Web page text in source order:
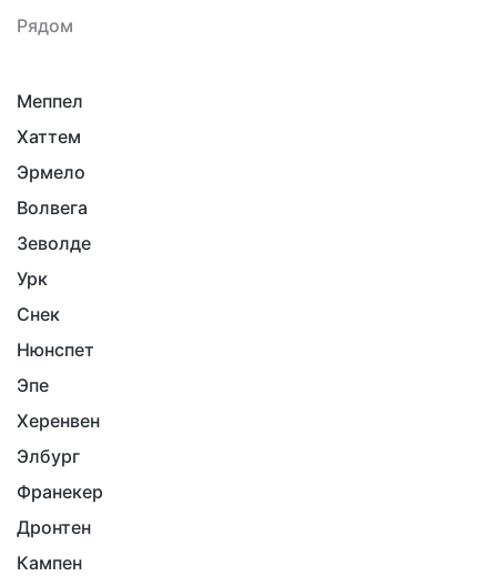
Рядом
Меппел
Хаттем
Эрмело
Волвега
Зеволде
Урк
Снек
Нюнспет
Эпе
Херенвен
Элбург
Франекер
Дронтен
Кампен